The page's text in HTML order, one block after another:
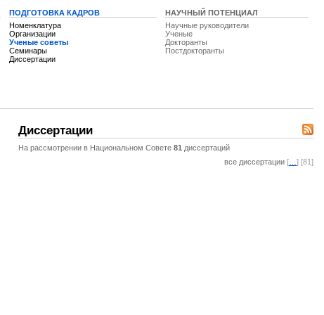
ПОДГОТОВКА КАДРОВ
Номенклатура
Организации
Ученые советы
Семинары
Диссертации
НАУЧНЫЙ ПОТЕНЦИАЛ
Научные руководители
Ученые
Докторанты
Постдокторанты
Диссертации
На рассмотрении в Национальном Совете 81 диссертаций
все диссертации [ ] [81]